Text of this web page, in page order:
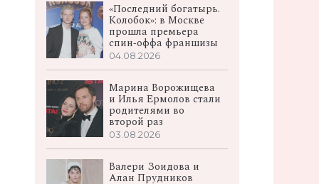
«Последний богатырь.
Колобок»: в Москве
прошла премьера
спин‑оффа франшизы
04.08.2026
Марина Ворожищева
и Илья Ермолов стали
родителями во
второй раз
03.08.2026
Валери Зоидова и
Алан Прудников